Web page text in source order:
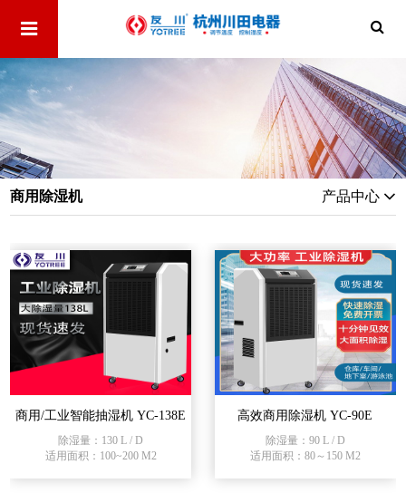
商用除湿机 产品中心
商用/工业智能抽湿机 YC-138E
除湿量：130 L / D
适用面积：100~200 M2
高效商用除湿机 YC-90E
除湿量：90 L / D
适用面积：80～150 M2